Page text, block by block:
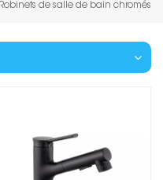
Robinets de salle de bain chromés